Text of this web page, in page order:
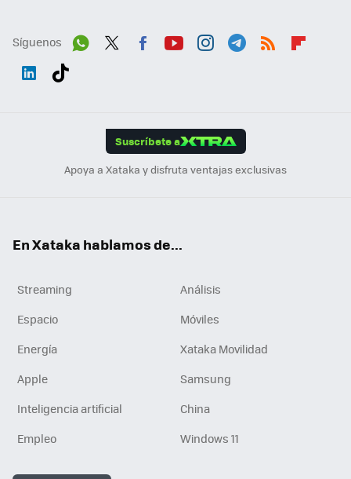
Síguenos
Suscríbete a
Apoya a Xataka y disfruta ventajas exclusivas
En Xataka hablamos de...
Streaming
Análisis
Espacio
Móviles
Energía
Xataka Movilidad
Apple
Samsung
Inteligencia artificial
China
Empleo
Windows 11